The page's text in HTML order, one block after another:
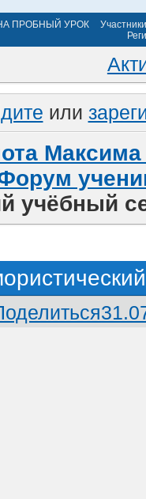
ПРОБНЫЙ УРОК
Участники
или
учёбный